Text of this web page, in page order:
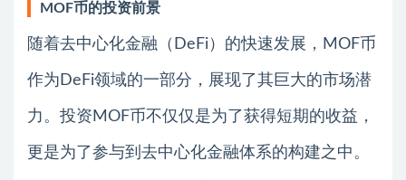
MOF币的投资前景
随着去中心化金融（DeFi）的快速发展，MOF币
作为DeFi领域的一部分，展现了其巨大的市场潜
力。投资MOF币不仅仅是为了获得短期的收益，
更是为了参与到去中心化金融体系的构建之中。